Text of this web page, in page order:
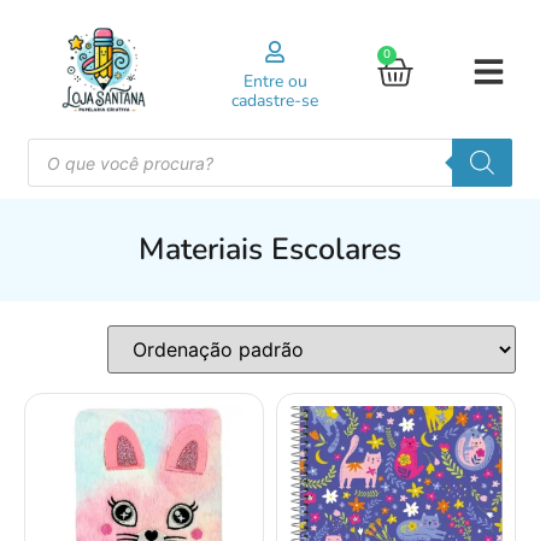
Entre ou
cadastre-se
0
Materiais Escolares